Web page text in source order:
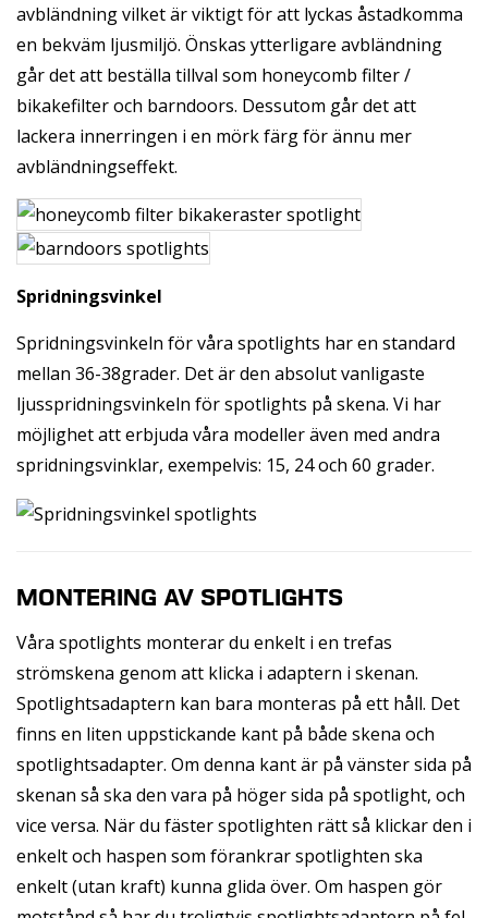
avbländning vilket är viktigt för att lyckas åstadkomma
en bekväm ljusmiljö. Önskas ytterligare avbländning
går det att beställa tillval som honeycomb filter /
bikakefilter och barndoors. Dessutom går det att
lackera innerringen i en mörk färg för ännu mer
avbländningseffekt.
Spridningsvinkel
Spridningsvinkeln för våra spotlights har en standard
mellan 36-38grader. Det är den absolut vanligaste
ljusspridningsvinkeln för spotlights på skena. Vi har
möjlighet att erbjuda våra modeller även med andra
spridningsvinklar, exempelvis: 15, 24 och 60 grader.
MONTERING AV SPOTLIGHTS
Våra spotlights monterar du enkelt i en trefas
strömskena genom att klicka i adaptern i skenan.
Spotlightsadaptern kan bara monteras på ett håll. Det
finns en liten uppstickande kant på både skena och
spotlightsadapter. Om denna kant är på vänster sida på
skenan så ska den vara på höger sida på spotlight, och
vice versa. När du fäster spotlighten rätt så klickar den i
enkelt och haspen som förankrar spotlighten ska
enkelt (utan kraft) kunna glida över. Om haspen gör